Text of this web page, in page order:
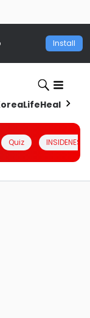
Install
LifeHealth
Quiz INSIDENESIA